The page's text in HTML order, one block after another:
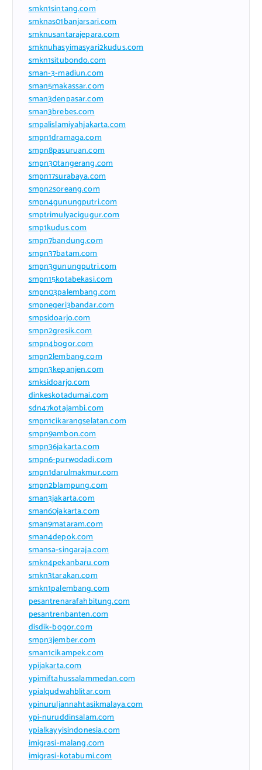
smkn1sintang.com
smknas01banjarsari.com
smknusantarajepara.com
smknuhasyimasyari2kudus.com
smkn1situbondo.com
sman-3-madiun.com
sman5makassar.com
sman3denpasar.com
sman3brebes.com
smpalislamiyahjakarta.com
smpn1dramaga.com
smpn8pasuruan.com
smpn30tangerang.com
smpn17surabaya.com
smpn2soreang.com
smpn4gunungputri.com
smptrimulyacigugur.com
smp1kudus.com
smpn7bandung.com
smpn37batam.com
smpn3gunungputri.com
smpn15kotabekasi.com
smpn03palembang.com
smpnegeri3bandar.com
smpsidoarjo.com
smpn2gresik.com
smpn4bogor.com
smpn2lembang.com
smpn3kepanjen.com
smksidoarjo.com
dinkeskotadumai.com
sdn47kotajambi.com
smpn1cikarangselatan.com
smpn9ambon.com
smpn36jakarta.com
smpn6-purwodadi.com
smpn1darulmakmur.com
smpn2blampung.com
sman3jakarta.com
sman60jakarta.com
sman9mataram.com
sman4depok.com
smansa-singaraja.com
smkn4pekanbaru.com
smkn3tarakan.com
smkn1palembang.com
pesantrenarafahbitung.com
pesantrenbanten.com
disdik-bogor.com
smpn3jember.com
sman1cikampek.com
ypijakarta.com
ypimiftahussalammedan.com
ypialqudwahblitar.com
ypinuruljannahtasikmalaya.com
ypi-nuruddinsalam.com
ypialkayyisindonesia.com
imigrasi-malang.com
imigrasi-kotabumi.com